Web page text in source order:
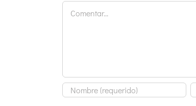
Comentar